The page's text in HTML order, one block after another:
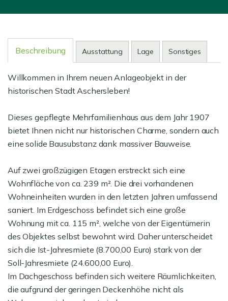
Beschreibung Ausstattung Lage Sonstiges
Willkommen in Ihrem neuen Anlageobjekt in der
historischen Stadt Aschersleben!
Dieses gepflegte Mehrfamilienhaus aus dem Jahr 1907
bietet Ihnen nicht nur historischen Charme, sondern auch
eine solide Bausubstanz dank massiver Bauweise.
Auf zwei großzügigen Etagen erstreckt sich eine
Wohnfläche von ca. 239 m². Die drei vorhandenen
Wohneinheiten wurden in den letzten Jahren umfassend
saniert. Im Erdgeschoss befindet sich eine große
Wohnung mit ca. 115 m², welche von der Eigentümerin
des Objektes selbst bewohnt wird. Daher unterscheidet
sich die Ist-Jahresmiete (8.700,00 Euro) stark von der
Soll-Jahresmiete (24.600,00 Euro).
Im Dachgeschoss befinden sich weitere Räumlichkeiten,
die aufgrund der geringen Deckenhöhe nicht als